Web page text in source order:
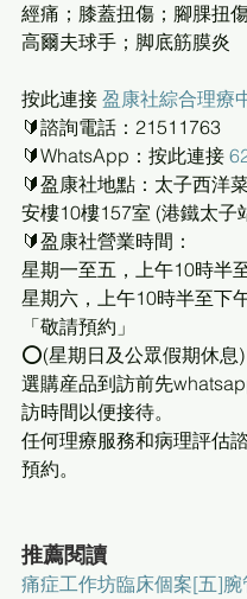
經痛；膝蓋扭傷；腳腂扭
高爾夫球手；脚底筋膜炎
按此連接 盈康社綜合理療
🔰諮詢電話：21511763
🔰WhatsApp：按此連接
🔰盈康社地點：太子西洋
安樓10樓157室 (港鐵太子
🔰盈康社營業時間：
星期一至五，上午10時半
星期六，上午10時半至下
「敬請預約」
⭕(星期日及公眾假期休息)
選購産品到訪前先
訪時間以便接待。
任何理療服務和病理評估
預約。
推薦閱讀
痛症工作坊臨床個案[五]